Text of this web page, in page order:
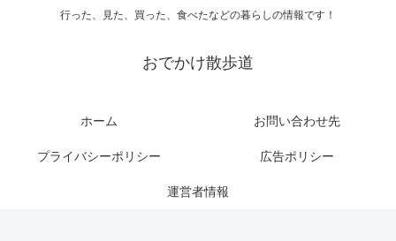
行った、見た、買った、食べたなどの暮らしの情報です！
おでかけ散歩道
ホーム お問い合わせ先
プライバシーポリシー 広告ポリシー
運営者情報